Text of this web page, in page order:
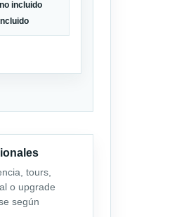
incluido
tours,
o upgrade
según